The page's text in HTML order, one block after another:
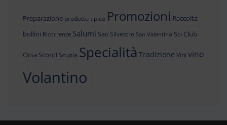
Preparazione prodotto tipico Promozioni Raccolta
bollini Ricorrenze Salumi San Silvestro San Valentino Sci Club
Orsa Sconti Scuola Specialità Tradizione Vini vino
Volantino